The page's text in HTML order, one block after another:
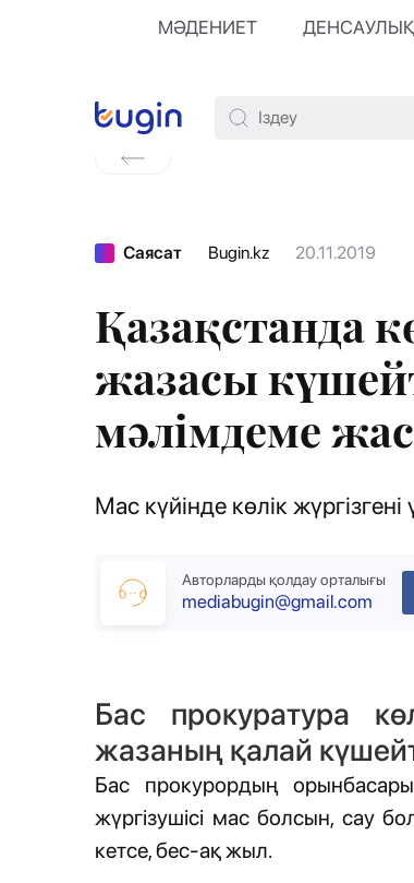
МӘДЕНИЕТ ДЕНСАУЛЫҚ
Саясат Bugin.kz 20.11.2019
Қазақстанда
жазасы
мәлімдеме
Мас күйінде көлік
Авторларды қолдау орталығы
mediabugin@gmail.com
Бас прокуратура
жазаның қалай
Бас прокурордың
жүргізушісі мас болсын, сау
кетсе, бес-ақ жыл.